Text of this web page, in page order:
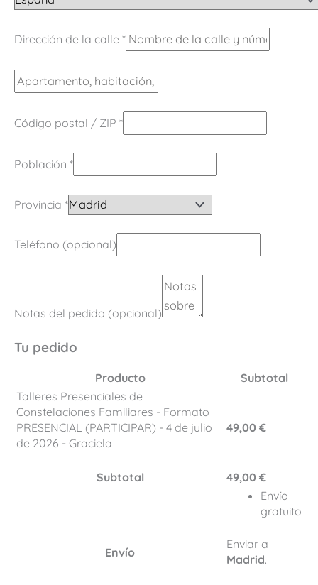
Dirección de la calle *
Código postal / ZIP *
Población *
Provincia *
Teléfono (opcional)
Notas del pedido (opcional)
Tu pedido
Producto
Subtotal
Talleres Presenciales de
Constelaciones Familiares - Formato
PRESENCIAL (PARTICIPAR) - 4 de julio
de 2026 - Graciela
49,00 €
Subtotal 49,00 €
Envío
Envío
gratuito
Enviar a
Madrid.